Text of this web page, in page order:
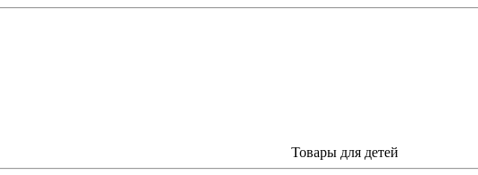
Товары для детей